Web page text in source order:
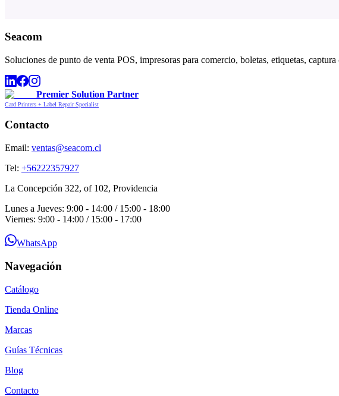
Seacom
Soluciones de punto de venta POS, impresoras para comercio, boletas, etiquetas, captura
Premier Solution Partner
Card Printers + Label Repair Specialist
Contacto
Email: ventas@seacom.cl
Tel: +56222357927
La Concepción 322, of 102, Providencia
Lunes a Jueves: 9:00 - 14:00 / 15:00 - 18:00
Viernes: 9:00 - 14:00 / 15:00 - 17:00
WhatsApp
Navegación
Catálogo
Tienda Online
Marcas
Guías Técnicas
Blog
Contacto